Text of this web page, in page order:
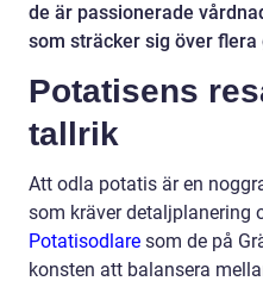
de är passionerade
som sträcker sig över flera
Potatisens
tallrik
Att odla potatis är en
som kräver detaljplanering
Potatisodlare som de på
konsten att balansera